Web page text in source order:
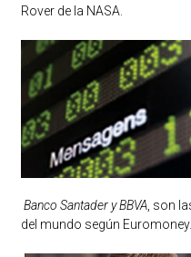
Rover de la NASA.
Banco Santader y BBVA, son
del mundo según Euromoney.